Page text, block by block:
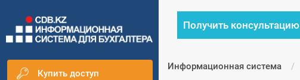
Купить доступ
Получить консультацию
Информационная система